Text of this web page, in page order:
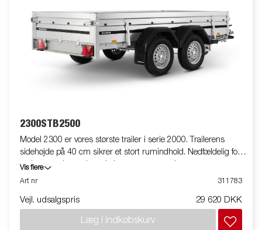
2300STB2500
Model 2300 er vores største trailer i serie 2000. Trailerens
sidehøjde på 40 cm sikrer et stort rumindhold. Nedfældelig for-
og bagsmæk gør det enkelt at transportere længere emner.
Indvendige surringsøjer for nem fastsurring af lasten. Som altid
Traileren på billedet kan være vist med ekstraudstyr.
Vis flere
Art nr
311783
Vejl. udsalgspris 29 620 DKK
Læg i indkøbskurv